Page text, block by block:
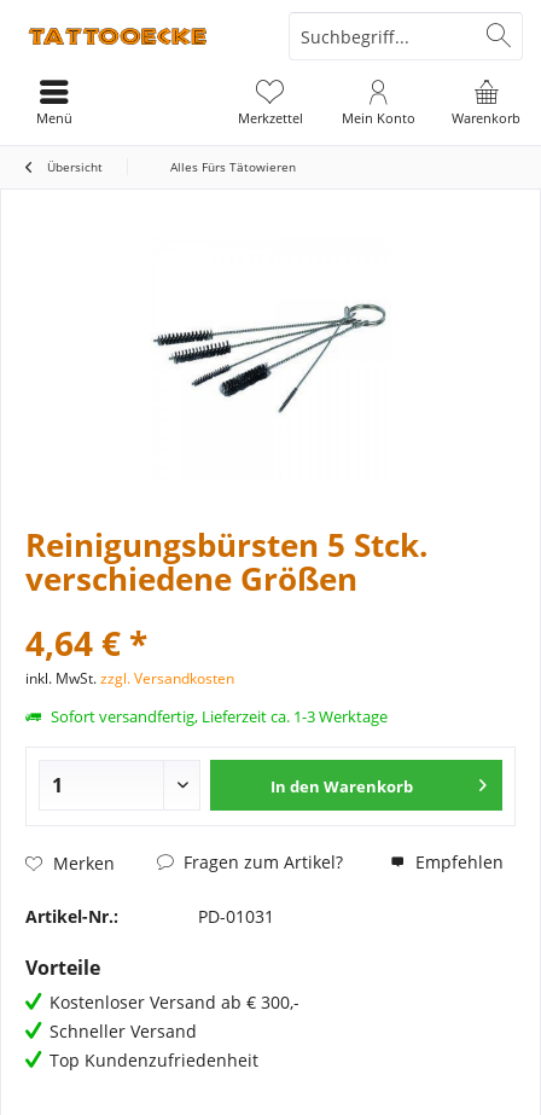
Warenkorb
Merkzettel Mein Konto
Menü
Übersicht Alles Fürs Tätowieren
Reinigungsbürsten 5 Stck.
verschiedene Größen
4,64 € *
inkl. MwSt.zzgl. Versandkosten
Sofort versandfertig, Lieferzeit ca. 1-3 Werktage
In den Warenkorb
Merken Fragen zum Artikel? Empfehlen
Artikel-Nr.: PD-01031
Vorteile
Kostenloser Versand ab € 300,-
Schneller Versand
Top Kundenzufriedenheit